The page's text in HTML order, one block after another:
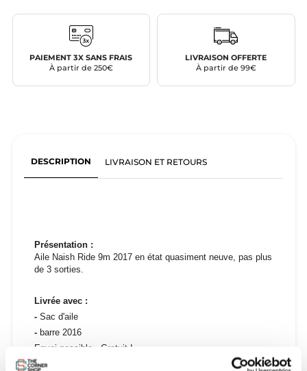
PAIEMENT 3X SANS FRAIS
À partir de 250€
LIVRAISON OFFERTE
À partir de 99€
DESCRIPTION LIVRAISON ET RETOURS
Présentation :
Aile Naish Ride 9m 2017 en état quasiment neuve, pas plus
de 3 sorties.
Livrée avec :
- Sac d'aile
- barre 2016
Envoi possible - Gratuit !